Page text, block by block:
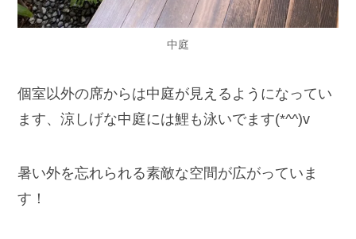
中庭
個室以外の席からは中庭が見えるようになってい
ます、涼しげな中庭には鯉も泳いでます(*^^)v
暑い外を忘れられる素敵な空間が広がっていま
す！